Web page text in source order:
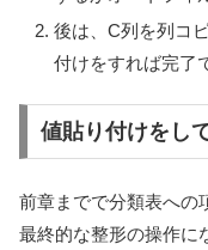
後は、C列を列コ
付けをすれば完了
値貼り付けをし
前章までで分類表への
最終的な整形の操作に